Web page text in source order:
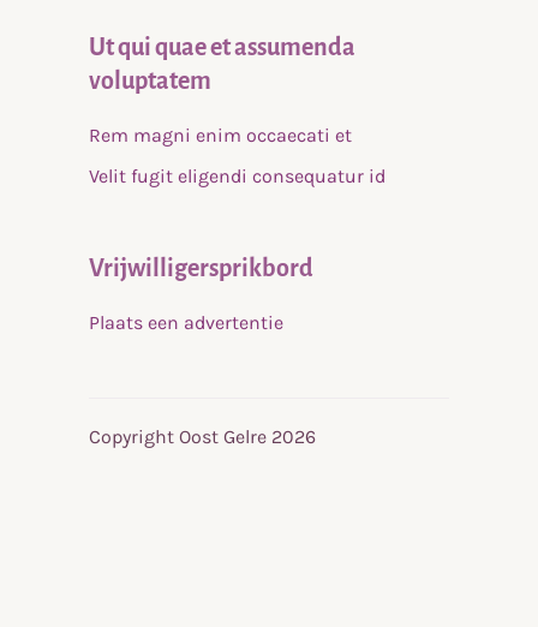
Ut qui quae et assumenda
voluptatem
Rem magni enim occaecati et
Velit fugit eligendi consequatur id
Vrijwilligersprikbord
Plaats een advertentie
Copyright Oost Gelre 2026